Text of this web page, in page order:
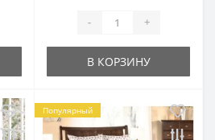
- +
В КОРЗИНУ
Популярный